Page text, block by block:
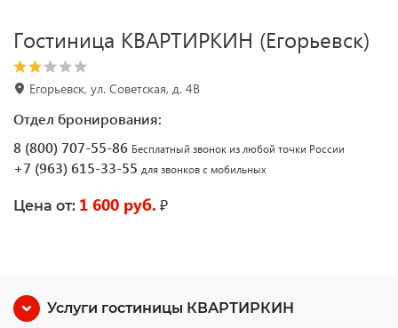
Гостиница КВАРТИРКИН (Егорьевск)
Егорьевск, ул. Советская, д. 4В
Отдел бронирования:
8 (800) 707-55-86 Бесплатный звонок из любой точки России
+7 (963) 615-33-55 для звонков с мобильных
Цена от: 1 600 руб. ₽
Услуги гостиницы КВАРТИРКИН